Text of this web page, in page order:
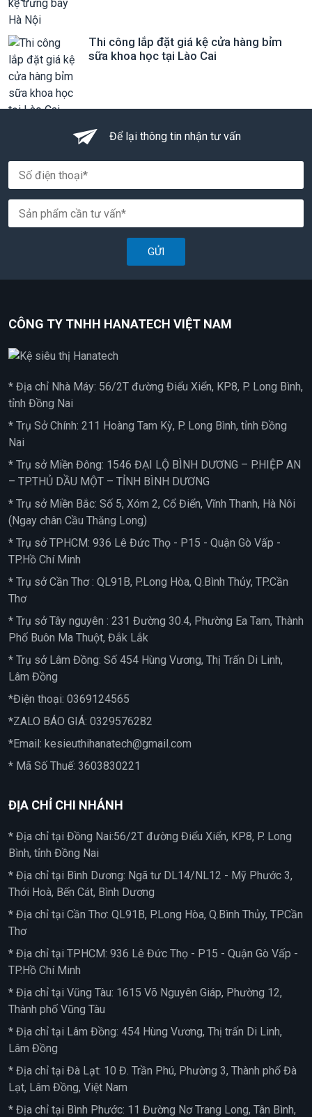
Thi công lắp đặt giá kệ cửa hàng bỉm
sữa khoa học tại Lào Cai
Để lại thông tin nhận tư vấn
GỬI
CÔNG TY TNHH HANATECH VIỆT NAM
* Địa chỉ Nhà Máy: 56/2T đường Điểu Xiển, KP8, P. Long Bình,
tỉnh Đồng Nai
* Trụ Sở Chính: 211 Hoàng Tam Kỳ, P. Long Bình, tỉnh Đồng
Nai
* Trụ sở Miền Đông: 1546 ĐẠI LỘ BÌNH DƯƠNG – P.HIỆP AN
– TP.THỦ DẦU MỘT – TỈNH BÌNH DƯƠNG
* Trụ sở Miền Bắc: Số 5, Xóm 2, Cổ Điển, Vĩnh Thanh, Hà Nôi
(Ngay chân Cầu Thăng Long)
* Trụ sở TPHCM: 936 Lê Đức Thọ - P15 - Quận Gò Vấp -
TP.Hồ Chí Minh
* Trụ sở Cần Thơ : QL91B, P.Long Hòa, Q.Bình Thủy, TP.Cần
Thơ
* Trụ sở Tây nguyên : 231 Đường 30.4, Phường Ea Tam, Thành
Phố Buôn Ma Thuột, Đắk Lắk
* Trụ sở Lâm Đồng: Số 454 Hùng Vương, Thị Trấn Di Linh,
Lâm Đồng
*Điện thoại: 0369124565
*ZALO BÁO GIÁ: 0329576282
*Email: kesieuthihanatech@gmail.com
* Mã Số Thuế: 3603830221
ĐỊA CHỈ CHI NHÁNH
* Địa chỉ tại Đồng Nai:56/2T đường Điểu Xiển, KP8, P. Long
Bình, tỉnh Đồng Nai
* Địa chỉ tại Bình Dương: Ngã tư DL14/NL12 - Mỹ Phước 3,
Thới Hoà, Bến Cát, Bình Dương
* Địa chỉ tại Cần Thơ: QL91B, P.Long Hòa, Q.Bình Thủy, TP.Cần
Thơ
* Địa chỉ tại TPHCM: 936 Lê Đức Thọ - P15 - Quận Gò Vấp -
TP.Hồ Chí Minh
* Địa chỉ tại Vũng Tàu: 1615 Võ Nguyên Giáp, Phường 12,
Thành phố Vũng Tàu
* Địa chỉ tại Lâm Đồng: 454 Hùng Vương, Thị trấn Di Linh,
Lâm Đồng
* Địa chỉ tại Đà Lạt: 10 Đ. Trần Phú, Phường 3, Thành phố Đà
Lạt, Lâm Đồng, Việt Nam
* Địa chỉ tại Bình Phước: 11 Đường Nơ Trang Long, Tân Bình,